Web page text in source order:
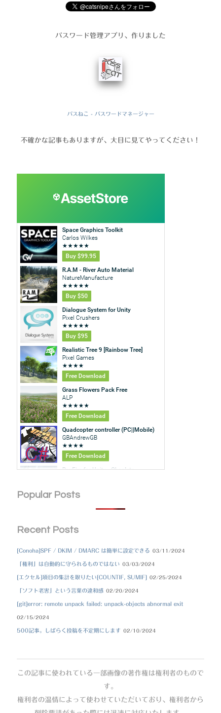
パスワード管理アプリ、作りました
パスねこ - パスワードマネージャー
不確かな記事もありますが、大目に見てやってください！
Popular Posts
Recent Posts
[Conoha]SPF / DKIM / DMARC は簡単に設定できる 03/11/2024
「権利」は自動的に守られるものではない 03/03/2024
[エクセル]項目の集計を取りたい[COUNTIF, SUMIF] 02/25/2024
「ソフト老害」という言葉の違和感 02/20/2024
[git]error: remote unpack failed: unpack-objects abnormal exit
02/15/2024
500記事。しばらく投稿を不定期にします 02/10/2024
この記事に使われている一部画像の著作権は権利者のもので
す。
権利者の温情によって使わせていただいており、権利者から